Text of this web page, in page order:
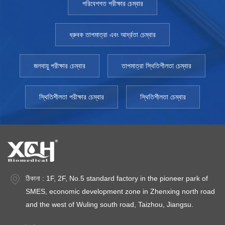
করতে পারে। গ্যাস নিয়ন্ত্রণ: কিছু বায়োমেডিকাল পরীক্ষায় নির্দিষ্ট গ্যাসের অবস্থার
প্রয়োজন হয়, যেমন অ্যানেরোবিক ব্যাকটেরিয়া চাষ করা। বায়োমেডিকাল
করতে পারে এবং একটি নির্দিষ্ট গ্যাস পরিবেশ প্রদান করতে পারে। জীবাণুমুক্ত পরিবেশ:
নমুনা দূষণ এড়াতে, ইনকিউবেটর পরীক্ষাগার সরঞ্জাম সাধারণত একটি জীবাণুমুক্ত পরিবেশ
হিসাবে ডিজাইন করা হয় এবং একটি পরিষ্কার সংস্কৃতি পরিবেশ নিশ্চিত করতে
জীবাণুমুক্ত ফিল্টার, অতিবেগুনী লাইট এবং অন্যান্য সরঞ্জাম সরবরাহ করে। গুরুত্ব
এবং ক্লিনিকাল অনুশীলনে একটি অপরিবর্তনীয় ভূমিকা পালন করে। তারা বিজ্ঞানীদের
স্ক্রীনিং, রোগের মডেল বিল্ডিং এবং অন্যান্য পরীক্ষা-নিরীক্ষা পরিচালনা করতে সক্ষম করে,
থেরাপিউটিক পদ্ধতির বিকাশকে উৎসাহিত করে। সাধারণভাবে, বায়োমেডিকাল
ইনকিউবেটরগুলি বায়োমেডিকাল গবেষণায় অপরিহার্য সরঞ্জাম। তাদের কার্যাবলী এবং
অ্যাপ্লিকেশনগুলি বিস্তৃত, যা বিজ্ঞানীদের একটি আদর্শ পরীক্ষামূলক পরিবেশ এবং প্রম
প্রদান করে
পরিবেশগত পরীক্ষার চেম্বার
ধ্রুবক তাপমাত্রা এবং আর্দ্রতা চেম্বার
জলবায়ু পরীক্ষার চেম্বার তাপমাত্রা স্থিতিশীলতা চেম্বার
স্থিতিশীলতা পরীক্ষার চেম্বার স্থিতিশীলতা চেম্বার
ঠিকানা : 1F, 2F, No.5 standard factory in the pioneer park of
SMES, economic development zone in Zhenxing north road
and the west of Wuling south road, Taizhou, Jiangsu.